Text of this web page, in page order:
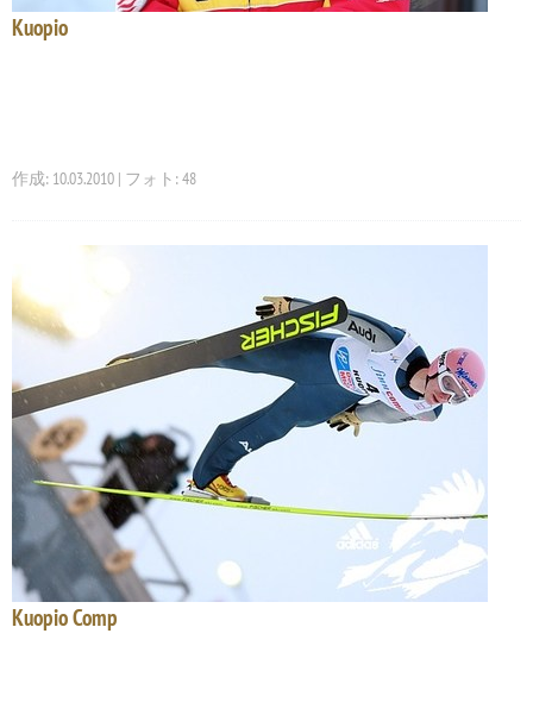
Kuopio
作成: 10.03.2010 | フォト: 48
Kuopio Comp